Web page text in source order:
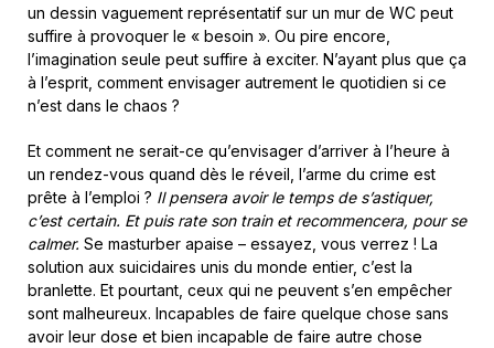
un dessin vaguement représentatif sur un mur de WC peut
suffire à provoquer le « besoin ». Ou pire encore,
l’imagination seule peut suffire à exciter. N’ayant plus que ça
à l’esprit, comment envisager autrement le quotidien si ce
n’est dans le chaos ?
Et comment ne serait-ce qu’envisager d’arriver à l’heure à
un rendez-vous quand dès le réveil, l’arme du crime est
prête à l’emploi ? Il pensera avoir le temps de s’astiquer,
c’est certain. Et puis rate son train et recommencera, pour se
calmer. Se masturber apaise – essayez, vous verrez ! La
solution aux suicidaires unis du monde entier, c’est la
branlette. Et pourtant, ceux qui ne peuvent s’en empêcher
sont malheureux. Incapables de faire quelque chose sans
avoir leur dose et bien incapable de faire autre chose